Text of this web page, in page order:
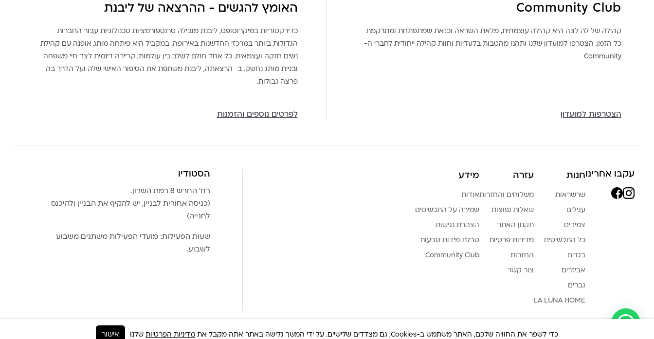
Community Club
קהילה של לה לונה היא קהילה עוצמתית, מלאת השראה וכזאת שמתפתחת ומתרקמת
כל הזמן. הצטרפו למועדון שלנו ותהנו מהטבות בלעדיות וחוות קהילה ייחודית לחברי ה-
Community
הצטרפות למועדון
האומץ להגשים - ההרצאה של ליבנת
כדירקטוריות במיקרוסופט, ליבנת מובילה טרנספורמציות טכנולוגיות עבור החברות
הגדולות ביותר במרכזי החדשנות באירופה. במקביל היא פיתחה מותג אופנה עם קהילת
נשים חזקה ועצמאית. כל אחד חולם לשלב בין עולמות, קריירה דינמית לצד חיי משפחה
ובניית מותג נחשק. ב הרצאתה, ליבנת משתפת את הסיפור האישי שלה ועל הדרך בה
פרצה גבולות.
לפרטים נוספים והזמנות
עקבו אחרינוחנות
שרשראות
עגילים
צמידים
כל התכשיטים
בגדים
אביזרים
גברים
LA LUNA HOME
עזרה
משלוחים והחזרות
שאלות נפוצות
תקנון האתר
מדיניות פרטיות
החזרות
צור קשר
מידע
אודות
שמירה על התכשיטים
הצהרת נגישות
טבלת מידות טבעות
Community Club
הסטודיו
רח׳ החרש 8 רמת השרון.
(כניסה אחורית לבניין, יש להקיף את הבניין ולהיכנס
לחנייה)
שעות הפעילות: מועדי הפעילות משתנים משבוע
לשבוע.
כדי לשפר את החוויה שלכם, האתר משתמש ב-Cookies, גם מצדדים שלישיים. על ידי המשך גלישה באתר אתה מקבל את מדיניות הפרטיות שלנו אישור